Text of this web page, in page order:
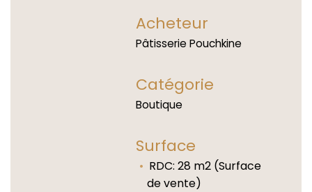
Acheteur
Pâtisserie Pouchkine
Catégorie
Boutique
Surface
RDC: 28 m2 (Surface
de vente)